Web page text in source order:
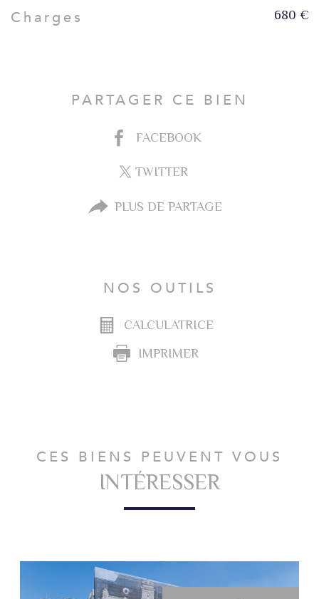
Charges 680 €
PARTAGER CE BIEN
FACEBOOK
TWITTER
PLUS DE PARTAGE
NOS OUTILS
CALCULATRICE
IMPRIMER
CES BIENS PEUVENT VOUS
INTÉRESSER